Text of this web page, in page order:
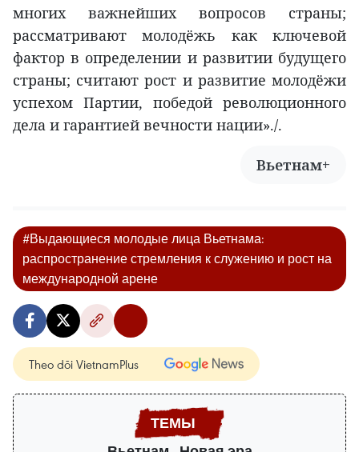
многих важнейших вопросов страны;
рассматривают молодёжь как ключевой
фактор в определении и развитии будущего
страны; считают рост и развитие молодёжи
успехом Партии, победой революционного
дела и гарантией вечности нации»./.
Вьетнам+
#Выдающиеся молодые лица Вьетнама:
распространение стремления к служению и рост на
международной арене
Theo dõi VietnamPlus